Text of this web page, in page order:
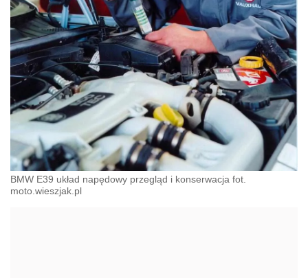
BMW E39 układ napędowy przegląd i konserwacja fot.
moto.wieszjak.pl